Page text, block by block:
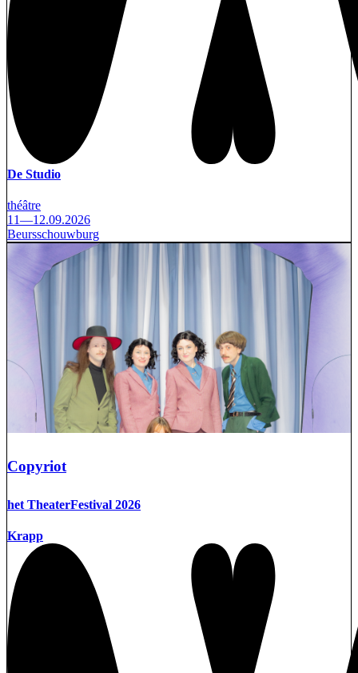
De Studio
théâtre
11—12.09.2026
Beursschouwburg
Copyriot
het TheaterFestival 2026
Krapp